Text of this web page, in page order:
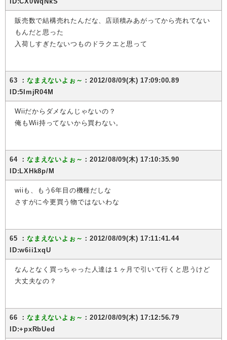
販売数で結構売れたんだな、店頭積みあがってから売れてない
もんだと思った
入荷しすぎたないつものドラクエと思って
63 ：なまえないよぉ～ ：2012/08/09(木) 17:09:00.89
ID:5ImjR04M
Wiiだからダメなんじゃないの？
俺もWii持ってないから買わない。
64 ：なまえないよぉ～ ：2012/08/09(木) 17:10:35.90
ID:LXHk8p/M
wiiも、もう6年目の機種だしな
さすがに今更買う物ではないわな
65 ：なまえないよぉ～ ：2012/08/09(木) 17:11:41.44
ID:w6ii1xqU
なんとなく買っちゃった人達は１ヶ月で引いて行くと思うけど
大丈夫なの？
66 ：なまえないよぉ～ ：2012/08/09(木) 17:12:56.79
ID:+pxRbUed